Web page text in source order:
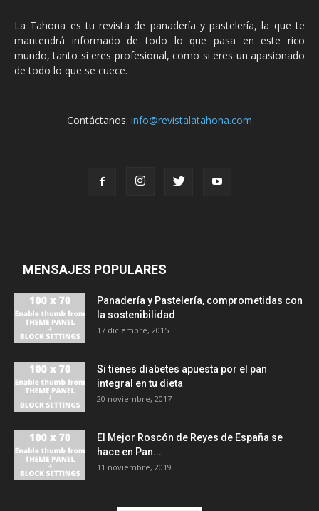
La Tahona es tu revista de panadería y pastelería, la que te
mantendrá informado de todo lo que pasa en este rico
mundo, tanto si eres profesional, como si eres un apasionado
de todo lo que se cuece.
Contáctanos: info@revistalatahona.com
MENSAJES POPULARES
Panadería y Pastelería, comprometidas con
la sostenibilidad
17 diciembre, 2015
Si tienes diabetes apuesta por el pan
integral en tu dieta
20 noviembre, 2017
El Mejor Roscón de Reyes de España se
hace en Pan...
11 noviembre, 2019